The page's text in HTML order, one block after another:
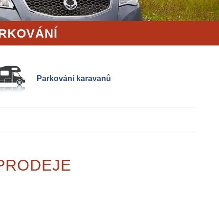
Parkování karavanů